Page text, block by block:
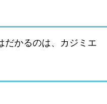
だかるのは、カジミエ